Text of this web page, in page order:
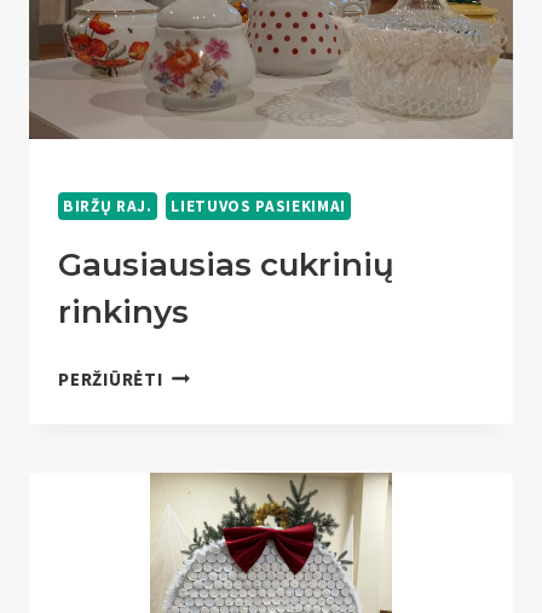
BIRŽŲ RAJ. LIETUVOS PASIEKIMAI
Gausiausias cukrinių
rinkinys
PERŽIŪRĖTIGAUSIAUSIAS